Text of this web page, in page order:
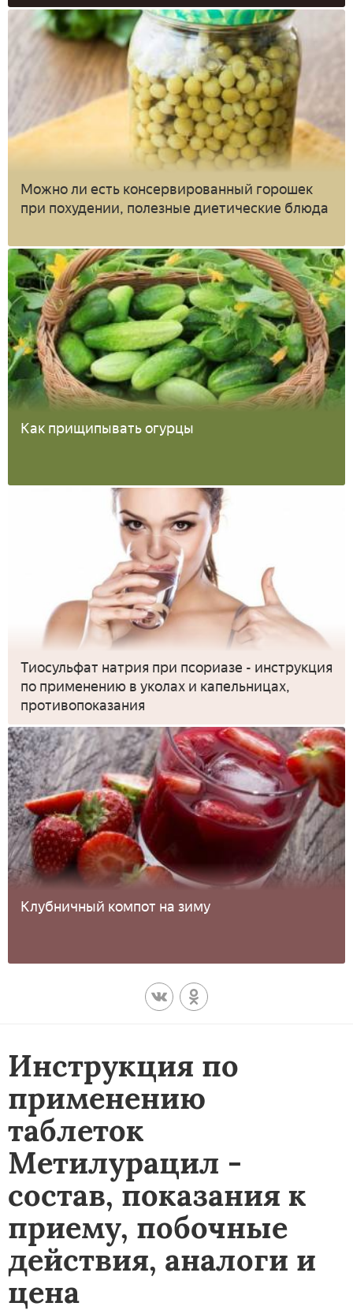
Можно ли есть консервированный горошек
при похудении, полезные диетические блюда
Как прищипывать огурцы
Тиосульфат натрия при псориазе - инструкция
по применению в уколах и капельницах,
противопоказания
Клубничный компот на зиму
Инструкция по
применению
таблеток
Метилурацил -
состав, показания к
приему, побочные
действия, аналоги и
цена